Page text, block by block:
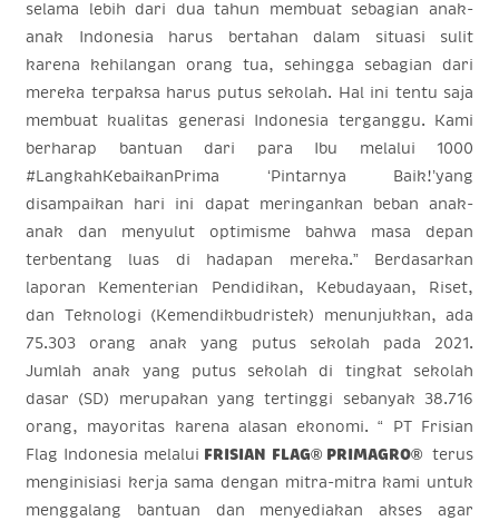
selama lebih dari dua tahun membuat sebagian anak-
anak Indonesia harus bertahan dalam situasi sulit
karena kehilangan orang tua, sehingga sebagian dari
mereka terpaksa harus putus sekolah. Hal ini tentu saja
membuat kualitas generasi Indonesia terganggu. Kami
berharap bantuan dari para Ibu melalui 1000
#LangkahKebaikanPrima ‘Pintarnya Baik!’yang
disampaikan hari ini dapat meringankan beban anak-
anak dan menyulut optimisme bahwa masa depan
terbentang luas di hadapan mereka.” Berdasarkan
laporan Kementerian Pendidikan, Kebudayaan, Riset,
dan Teknologi (Kemendikbudristek) menunjukkan, ada
75.303 orang anak yang putus sekolah pada 2021.
Jumlah anak yang putus sekolah di tingkat sekolah
dasar (SD) merupakan yang tertinggi sebanyak 38.716
orang, mayoritas karena alasan ekonomi. “ PT Frisian
Flag Indonesia melalui FRISIAN FLAG® PRIMAGRO®
terus
menginisiasi kerja sama dengan mitra-mitra kami untuk
menggalang bantuan dan menyediakan akses agar